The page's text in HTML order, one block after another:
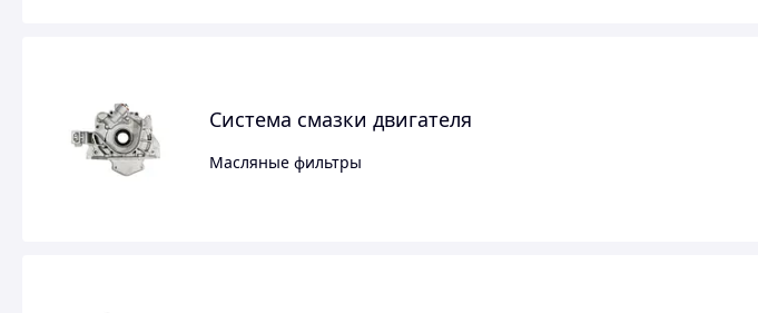
Система смазки двигателя
Масляные фильтры